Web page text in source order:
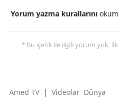
Yorum yazma kurallarını
* Bu içerik ile ilgili yorum yok, ilk
Amed TV | Videolar Dünya